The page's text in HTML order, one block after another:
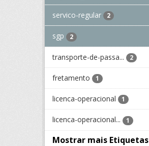
servico-regular 2
sgp 2
transporte-de-passa... 2
fretamento 1
licenca-operacional 1
licenca-operacional... 1
Mostrar mais Etiquetas